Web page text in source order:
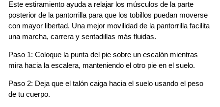
Este estiramiento ayuda a relajar los músculos de la parte
posterior de la pantorrilla para que los tobillos puedan moverse
con mayor libertad. Una mejor movilidad de la pantorrilla facilita
una marcha, carrera y sentadillas más fluidas.
Paso 1: Coloque la punta del pie sobre un escalón mientras
mira hacia la escalera, manteniendo el otro pie en el suelo.
Paso 2: Deja que el talón caiga hacia el suelo usando el peso
de tu cuerpo.